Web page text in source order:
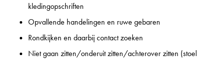
kledingopschriften
Opvallende handelingen en ruwe gebaren
Rondkijken en daarbij contact zoeken
Niet gaan zitten/onderuit zitten/achterover zitten (stoel